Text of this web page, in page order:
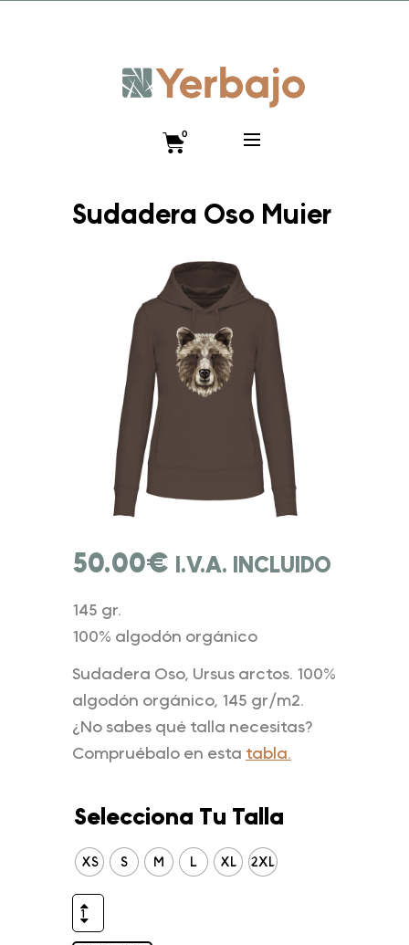
0
Sudadera Oso Mujer
50.00€ I.V.A. INCLUIDO
145 gr.
100% algodón orgánico
Sudadera Oso, Ursus arctos. 100%
algodón orgánico, 145 gr/m2.
¿No sabes qué talla necesitas?
Compruébalo en esta tabla.
Selecciona Tu Talla
XS S M L XL 2XL